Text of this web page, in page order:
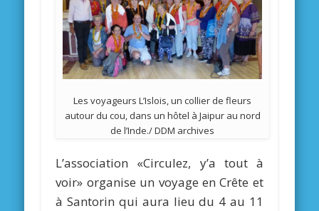
Les voyageurs L’Islois, un collier de fleurs
autour du cou, dans un hôtel à Jaipur au nord
de l’Inde./ DDM archives
L’association «Circulez, y’a tout à
voir» organise un voyage en Crête et
à Santorin qui aura lieu du 4 au 11